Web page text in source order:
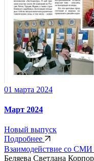
01 марта 2024
Март 2024
Новый выпуск
Подробнее
Взаимодействие со СМИ
Беляева Светлана